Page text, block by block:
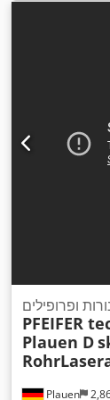
Plauen
ופרופילים
PFEIFER
Plauen D